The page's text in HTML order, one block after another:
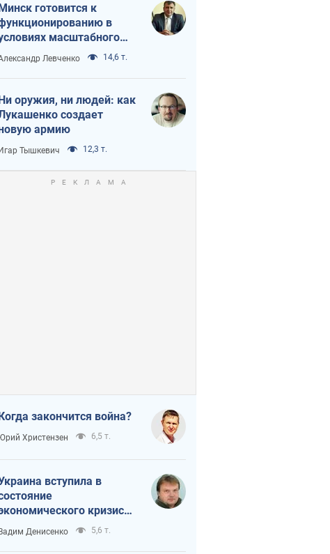
готовится к
в
масштабного
военного кризиса
Левченко 14,6 т.
оружия, ни людей: как
создает
армию
Игар Тышкевич 12,3 т.
закончится война?
Юрий Христензен 6,5 т.
вступила в
кризиса.
ли свет в конце
туннеля?
Вадим Денисенко 5,6 т.